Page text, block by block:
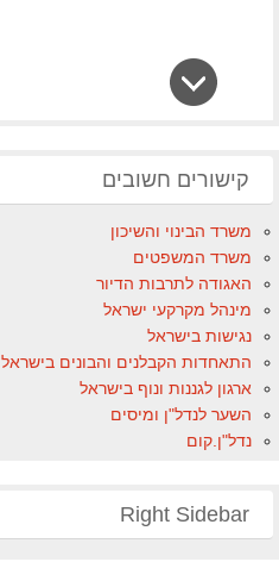
קישורים חשובים
משרד הבינוי והשיכון
משרד המשפטים
האגודה לתרבות הדיור
מינהל מקרקעי ישראל
נגישות בישראל
התאחדות הקבלנים והבונים בישראל
ארגון לגננות ונוף בישראל
השער לנדל"ן ומיסים
נדל"ן.קום
Right Sidebar